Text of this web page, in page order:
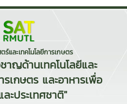
และเทคโนโลยีการเกษตร
ญด้านเทคโนโลยีและ
เกษตร และอาหารเพื่อ
ะประเทศชาติ"